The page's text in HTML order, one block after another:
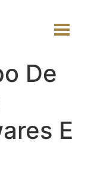
De
E